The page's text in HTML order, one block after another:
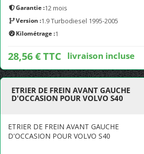
Garantie :12 mois
Version :1.9 Turbodiesel 1995-2005
Kilométrage :1
28,56 € TTC livraison incluse
ETRIER DE FREIN AVANT GAUCHE
D'OCCASION POUR VOLVO S40
ETRIER DE FREIN AVANT GAUCHE
D'OCCASION POUR VOLVO S40